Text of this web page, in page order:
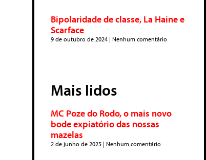
Bipolaridade de classe, La Haine e
Scarface
9 de outubro de 2024 Nenhum comentário
Mais lidos
MC Poze do Rodo, o mais novo
bode expiatório das nossas
mazelas
2 de junho de 2025 Nenhum comentário